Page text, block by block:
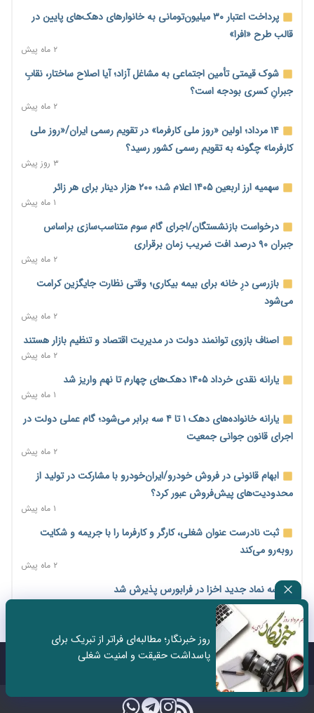
آغاز اجرای پایلوت «ردا کارت» برای دانشجویان تحصیلات تکمیلی
محدودیت تازه برای شبکه بانکی؛ افزایش سپرده قانونی با هدف
کنترل تورم
ترمز تولید خودرو کشیده شد؛ افت ۲۵ درصدی تیراژ ایران‌خودرو،
سایپا و پارس‌خودرو
نماینده مجلس: توسعه مرزهای زمینی به راهبرد تأمین کالاهای
اساسی تبدیل شود
خانه کارگر قزوین: شکاف دستمزد و هزینه معیشت هر روز عمیق‌تر
می‌شود
رئیس سازمان امور مالیاتی: بلاگرهای پردرآمد مشمول پرداخت
مالیات هستند
۲ روز پیش
پیش‌بینی افزایش تولید برنج؛ نیاز وارداتی کشور به ۵۰۰ هزار تن
اختیارات جدید گمرکات برای تمدید ورود موقت کالا و خودرو تا
مرحله سیزدهم کالابرگ در سایه تورم؛ قدرت خرید یارانه یک‌میلیونی
بیش از پیش آب رفت
۲ روز پیش
۱۴ مرداد؛ اولین «روز ملی کارفرما» در تقویم رسمی ایران/«روز ملی
کارفرما» چگونه به تقویم رسمی کشور رسید؟
۳ روز پیش
پرداخت اعتبار ۳۰ میلیون‌تومانی به خانوارهای دهک‌های پایین در
قالب طرح «افرا»
۲ ماه پیش
شوک قیمتی تأمین اجتماعی به مشاغل آزاد؛ آیا اصلاح ساختار، نقابِ
جبرانِ کسری بودجه است؟
۲ ماه پیش
۱۴ مرداد؛ اولین «روز ملی کارفرما» در تقویم رسمی ایران/«روز ملی
کارفرما» چگونه به تقویم رسمی کشور رسید؟
۳ روز پیش
سهمیه ارز اربعین ۱۴۰۵ اعلام شد؛ ۲۰۰ هزار دینار برای هر زائر
۱ ماه پیش
درخواست بازنشستگان/اجرای گام سوم متناسب‌سازی براساس
جبران ۹۰ درصد افت ضریب زمان برقراری
۲ ماه پیش
بازرسی درِ خانه برای بیمه بیکاری؛ وقتی نظارت جایگزین کرامت
می‌شود
۲ ماه پیش
اصناف بازوی توانمند دولت در مدیریت اقتصاد و تنظیم بازار هستند
۲ ماه پیش
یارانه نقدی خرداد ۱۴۰۵ دهک‌های چهارم تا نهم واریز شد
۱ ماه پیش
یارانه خانواده‌های دهک ۱ تا ۴ سه برابر می‌شود؛ گام عملی دولت در
اجرای قانون جوانی جمعیت
۲ ماه پیش
ابهام قانونی در فروش خودرو/ایران‌خودرو با مشارکت در تولید از
محدودیت‌های پیش‌فروش عبور کرد؟
۱ ماه پیش
ثبت نادرست عنوان شغلی، کارگر و کارفرما را با جریمه و شکایت
روبه‌رو می‌کند
۲ ماه پیش
سه نماد جدید اخزا در فرابورس پذیرش شد
روند تغییرات مدیریتی هلدینگ خلیج فارس قانونی است؟/
روایت‌های متناقض و نگرانی سهامدارانروز خبرنگار؛ مطالبه‌ای فراتر از تبریک برای
پاسداشت حقیقت و امنیت شغلی